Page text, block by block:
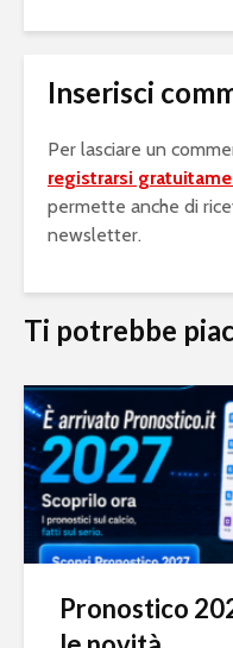
Inserisci
Per lasciare un
registrarsi
permette anche di
newsletter.
Ti potrebbe
Pronostico